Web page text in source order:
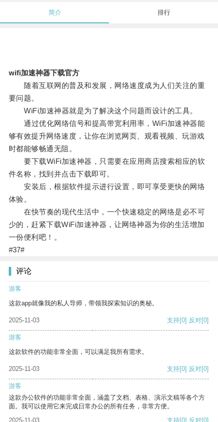
简介 排行
wifi加速神器下载官方
随着互联网的普及和发展，网络速度成为人们关注的重
要问题。
WiFi加速神器就是为了解决这个问题而设计的工具。
通过优化网络信号和提高带宽利用率，WiFi加速神器能
够有效提升网络速度，让你在浏览网页、观看视频、玩游戏
时都能够畅通无阻。
要下载WiFi加速神器，只需要在应用商店搜索相应的软
件名称，找到并点击下载即可。
安装后，根据软件提示进行设置，即可享受更快的网络
体验。
在快节奏的现代生活中，一个快速稳定的网络是必不可
少的，赶紧下载WiFi加速神器，让网络神器为你的生活增加
一份便利吧！。
#37#
评论
游客
这款app就像我的私人导师，带领我探索知识的奥秘。
2025-11-03 支持[0] 反对[0]
游客
这款软件的功能非常全面，可以满足我所有需求。
2025-11-03 支持[0] 反对[0]
游客
这款办公软件的功能非常全面，涵盖了文档、表格、演示文稿等各个方
面。我可以使用它来完成日常办公的所有任务，非常方便。
2025-11-03
支持[0] 反对[0]